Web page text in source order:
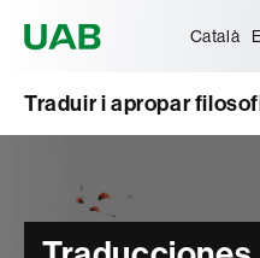
Català
Traduir i apropar